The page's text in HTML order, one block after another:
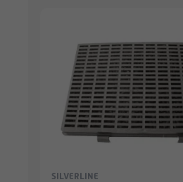
SILVERLINE